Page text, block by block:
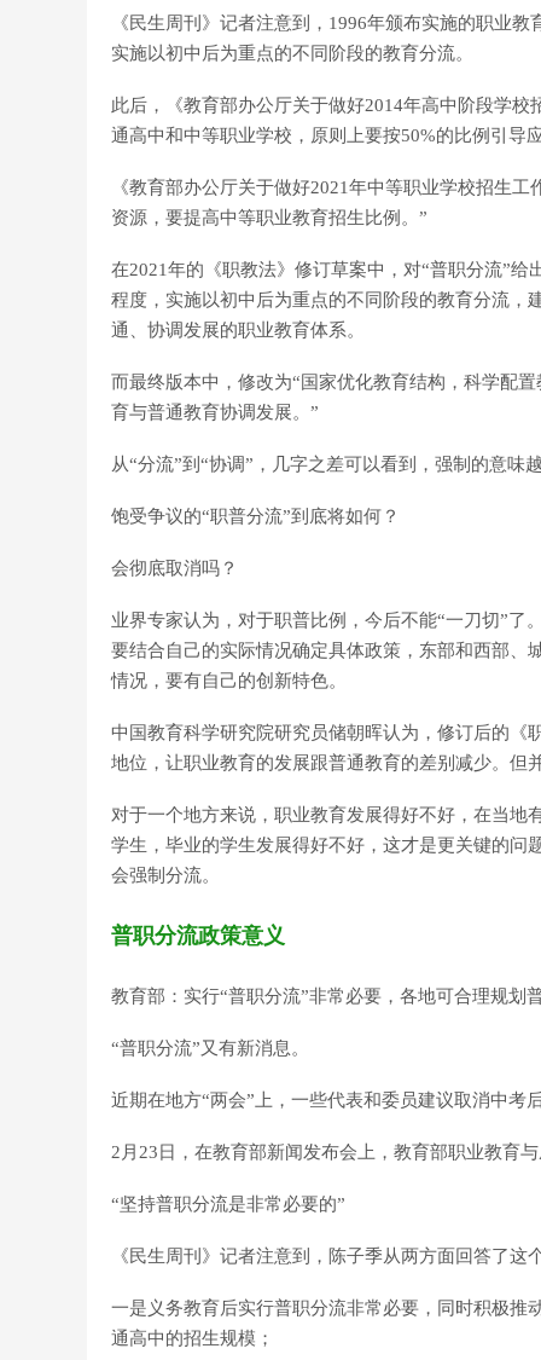
《民生周刊》记者注意到，1996年颁布实施的职业
实施以初中后为重点的不同阶段的教育分流。
此后，《教育部办公厅关于做好2014年高中阶段学
通高中和中等职业学校，原则上要按50%的比例引导
《教育部办公厅关于做好2021年中等职业学校招生
资源，要提高中等职业教育招生比例。”
在2021年的《职教法》修订草案中，对“普职分流”
程度，实施以初中后为重点的不同阶段的教育分流，
通、协调发展的职业教育体系。
而最终版本中，修改为“国家优化教育结构，科学配
育与普通教育协调发展。”
从“分流”到“协调”，几字之差可以看到，强制的意味
饱受争议的“职普分流”到底将如何？
会彻底取消吗？
业界专家认为，对于职普比例，今后不能“一刀切”了
要结合自己的实际情况确定具体政策，东部和西部、
情况，要有自己的创新特色。
中国教育科学研究院研究员储朝晖认为，修订后的《
地位，让职业教育的发展跟普通教育的差别减少。但
对于一个地方来说，职业教育发展得好不好，在当
学生，毕业的学生发展得好不好，这才是更关键的问
会强制分流。
普职分流政策意义
教育部：实行“普职分流”非常必要，各地可合理规划
“普职分流”又有新消息。
近期在地方“两会”上，一些代表和委员建议取消中考
2月23日，在教育部新闻发布会上，教育部职业教育
“坚持普职分流是非常必要的”
《民生周刊》记者注意到，陈子季从两方面回答了这
一是义务教育后实行普职分流非常必要，同时积极推
通高中的招生规模；